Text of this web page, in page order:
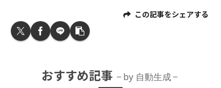
この記事をシェアする
おすすめ記事 by 自動生成